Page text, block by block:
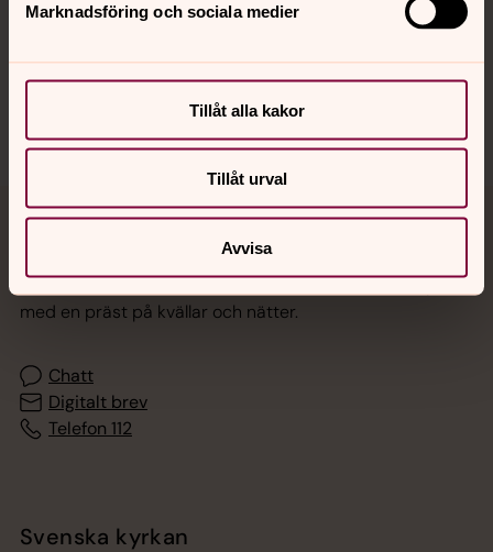
Marknadsföring och sociala medier
Tillåt alla kakor
Tillåt urval
Avvisa
Sociala kanaler
Akut samtals- och krisstöd. Prata eller chatta anonymt
med en präst på kvällar och nätter.
Chatt
Digitalt brev
Telefon 112
Svenska kyrkan